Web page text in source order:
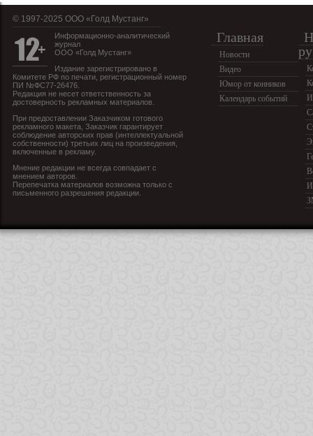
© 1997-2025 OOO «Голд Мустанг»
Информационно-аналитический
журнал
ООО «Голд Мустанг»
Издание зарегистрировано в
Комитете РФ по печати, регистрационный номер
ПИ №ФС77-26476.
Редакция не несет ответственность за
достоверность рекламных материалов.
При предоставлении Заказчиком готового
рекламного макета, Заказчик гарантирует
соблюдение авторских прав (интеллектуальной
собственности) третьих лиц на произведения,
включенные в рекламу.
Мнение редакции не всегда совпадает с
мнением авторов.
Перепечатка материалов возможна только с
письменного разрешения редакции.
Главная
Новости
Видео
Юмор от конников
Календарь событий